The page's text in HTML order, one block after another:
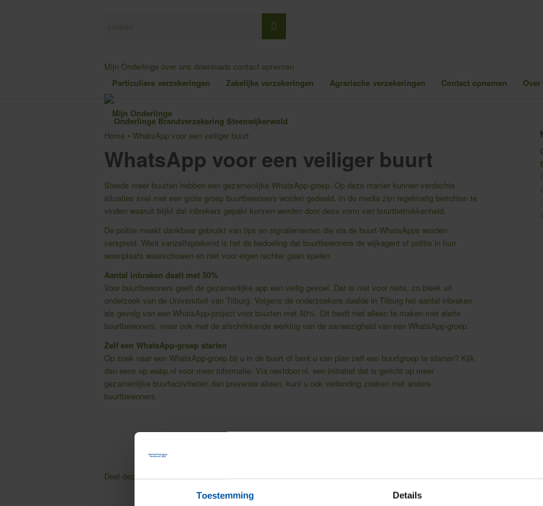
Toestemming Details
Mijn Onderlinge over ons downloads contact opnemen
Particuliere verzekeringen
Zakelijke verzekeringen Agrarische verzekeringen Contact opnemen
Mijn Onderlinge
Home • WhatsApp voor een veiliger buurt
WhatsApp voor een veiliger buurt
Steeds meer buurten hebben een gezamenlijke WhatsApp-groep. Op deze manier kunnen verdachte
situaties snel met een grote groep buurtbewoners worden gedeeld. In de media zijn regelmatig berichten te
vinden waaruit blijkt dat inbrekers gepakt kunnen worden door deze vorm van buurtbetrokkenheid.
De politie maakt dankbaar gebruikt van tips en signalementen die via de buurt-WhatsApps worden
verspreid. Want vanzelfsprekend is het de bedoeling dat buurtbewoners de wijkagent of politie in hun
woonplaats waarschuwen en niet voor eigen rechter gaan spelen.
Aantal inbraken daalt met 50%
Voor buurtbewoners geeft de gezamenlijke app een veilig gevoel. Dat is niet voor niets, zo bleek uit
onderzoek van de Universiteit van Tilburg. Volgens de onderzoekers daalde in Tilburg het aantal inbraken
als gevolg van een WhatsApp-project voor buurten met 50%. Dit heeft niet alleen te maken met alerte
buurtbewoners, maar ook met de afschrikkende werking van de aanwezigheid van een WhatsApp-groep.
Zelf een WhatsApp-groep starten
Op zoek naar een WhatsApp-groep bij u in de buurt of bent u van plan zelf een buurtgroep te starten? Kijk
dan eens op wabp.nl voor meer informatie. Via nextdoor.nl, een initiatief dat is gericht op meer
gezamenlijke buurtactiviteiten dan preventie alleen, kunt u ook verbinding zoeken met andere
buurtbewoners.
Deel deze pagina Facebook Twitter